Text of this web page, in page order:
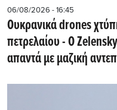
06/08/2026 - 16:45
Ουκρανικά drones
πετρελαίου - Ο
απαντά με μαζική